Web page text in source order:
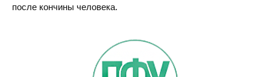
после кончины человека.